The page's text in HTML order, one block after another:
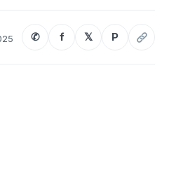
✆ f 𝕏 P